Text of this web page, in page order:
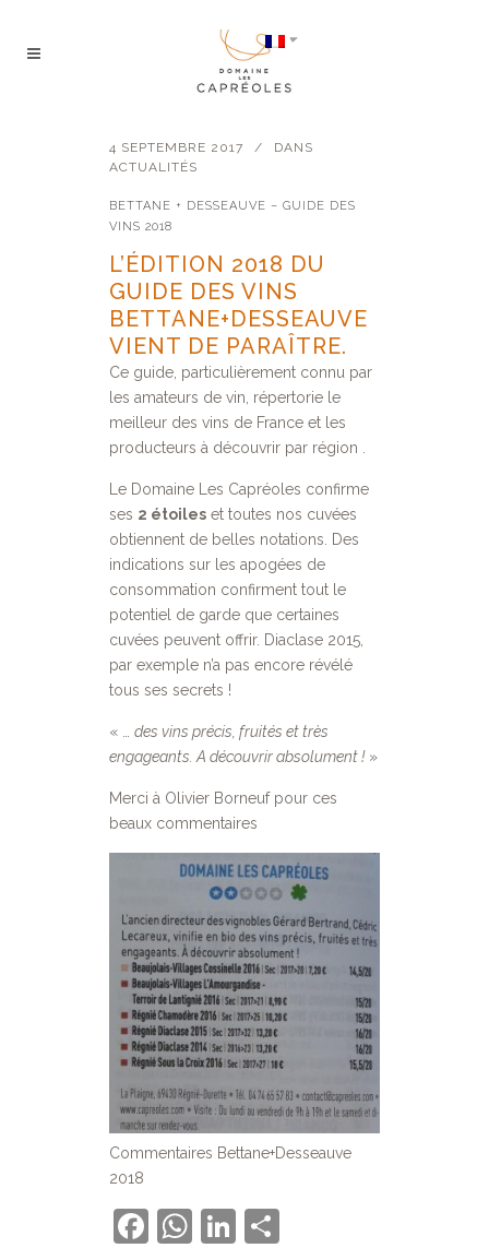
4 SEPTEMBRE 2017
DANS
ACTUALITÉS
BETTANE + DESSEAUVE – GUIDE DES
VINS 2018
L’ÉDITION 2018 DU
GUIDE DES VINS
BETTANE+DESSEAUVE
VIENT DE PARAÎTRE.
Ce guide, particulièrement connu par
les amateurs de vin, répertorie le
meilleur des vins de France et les
producteurs à découvrir par région .
Le Domaine Les Capréoles confirme
ses 2 étoiles et toutes nos cuvées
obtiennent de belles notations. Des
indications sur les apogées de
consommation confirment tout le
potentiel de garde que certaines
cuvées peuvent offrir. Diaclase 2015,
par exemple n’a pas encore révélé
tous ses secrets !
« … des vins précis, fruités et très
engageants. A découvrir absolument !»
Merci à Olivier Borneuf pour ces
beaux commentaires
Commentaires Bettane+Desseauve
2018
Facebook
WhatsApp
LinkedIn